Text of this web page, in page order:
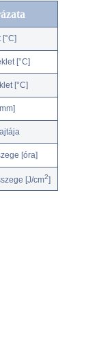
[°C]
[°C]
[óra]
[J/cm2]